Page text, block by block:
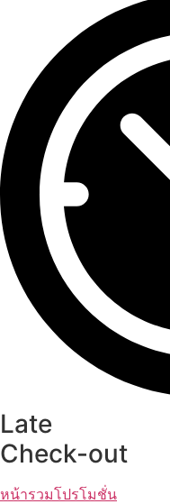
Late
Check-out
หน้ารวมโปรโมชั่น